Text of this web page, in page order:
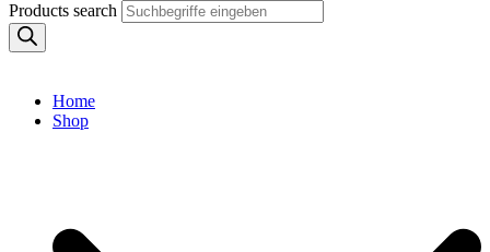
Products search
Home
Shop